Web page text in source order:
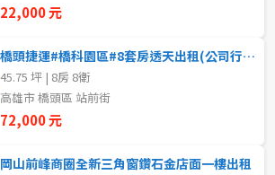
整層住家
其他住宅 店面 頂讓
22,000 元
橋頭捷運#橋科園區#8套房透天出租(公司行號首選)
45.75 坪 | 8房 8衛
高雄市 橋頭區 站前街
72,000 元
岡山前峰商圈全新三角窗鑽石金店面一樓出租